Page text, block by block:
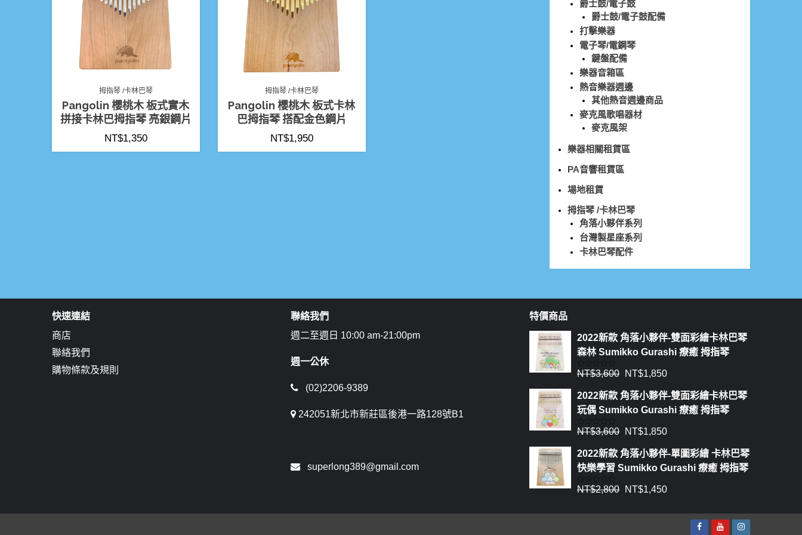
拇指琴 /卡林巴琴
Pangolin 櫻桃木 板式實木
拼接卡林巴拇指琴 亮銀鋼片
NT$1,350
拇指琴 /卡林巴琴
Pangolin 櫻桃木 板式卡林
巴拇指琴 搭配金色鋼片
NT$1,950
爵士鼓/電子鼓
爵士鼓/電子鼓配備
打擊樂器
電子琴/電鋼琴
鍵盤配備
樂器音箱區
熱音樂器週邊
其他熱音週邊商品
麥克風歌唱器材
麥克風架
樂器相關租賃區
PA音響租賃區
場地租賃
拇指琴 /卡林巴琴
角落小夥伴系列
台灣製星座系列
卡林巴琴配件
快速連結
商店
聯絡我們
購物條款及規則
聯絡我們
週二至週日 10:00 am-21:00pm
週一公休
(02)2206-9389
242051新北市新莊區後港一路128號B1
superlong389@gmail.com
特價商品
2022新款 角落小夥伴-雙面彩繪卡林巴琴
森林 Sumikko Gurashi 療癒 拇指琴
評
滿
5
NT$3,600 NT$1,850
2022新款 角落小夥伴-雙面彩繪卡林巴琴
玩偶 Sumikko Gurashi 療癒 拇指琴
評
滿
5
NT$3,600 NT$1,850
2022新款 角落小夥伴-單圖彩繪 卡林巴琴
快樂學習 Sumikko Gurashi 療癒 拇指琴
評
NT$2,800 NT$1,450